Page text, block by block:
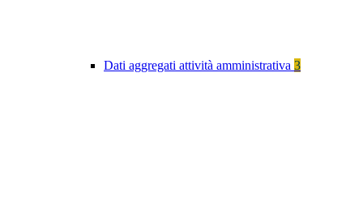
Dati aggregati attività amministrativa 3